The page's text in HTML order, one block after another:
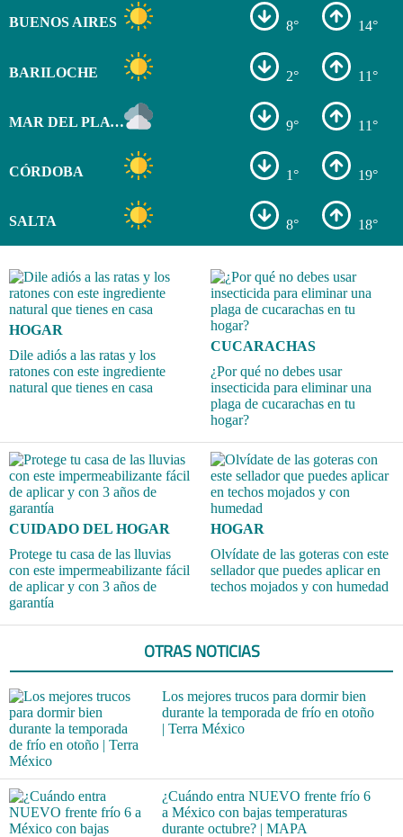
BUENOS AIRES 8° 14°
BARILOCHE 2° 11°
MAR DEL PLATA 9° 11°
CÓRDOBA 1° 19°
SALTA 8° 18°
HOGAR
Dile adiós a las ratas y los
ratones con este ingrediente
natural que tienes en casa
CUCARACHAS
¿Por qué no debes usar
insecticida para eliminar una
plaga de cucarachas en tu
hogar?
CUIDADO DEL HOGAR
Protege tu casa de las lluvias
con este impermeabilizante fácil
de aplicar y con 3 años de
garantía
HOGAR
Olvídate de las goteras con este
sellador que puedes aplicar en
techos mojados y con humedad
OTRAS NOTICIAS
Los mejores trucos para dormir bien
durante la temporada de frío en otoño
| Terra México
¿Cuándo entra NUEVO frente frío 6
a México con bajas temperaturas
durante octubre? | MAPA